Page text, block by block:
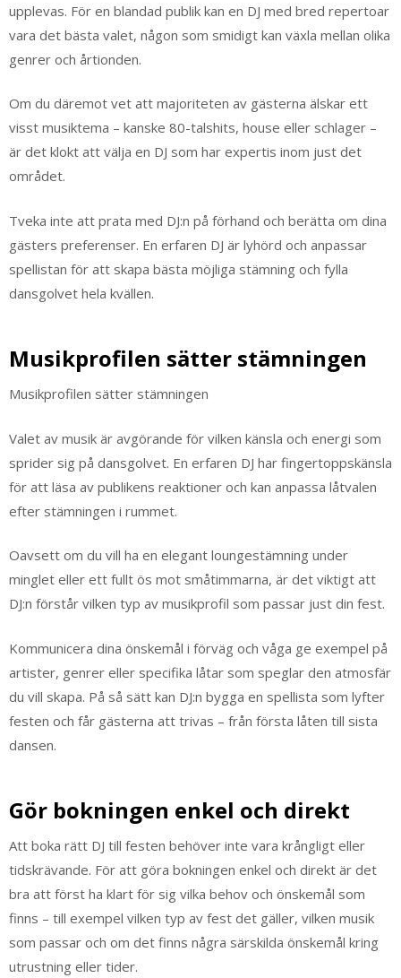
upplevas. För en blandad publik kan en DJ med bred repertoar
vara det bästa valet, någon som smidigt kan växla mellan olika
genrer och årtionden.
Om du däremot vet att majoriteten av gästerna älskar ett
visst musiktema – kanske 80-talshits, house eller schlager –
är det klokt att välja en DJ som har expertis inom just det
området.
Tveka inte att prata med DJ:n på förhand och berätta om dina
gästers preferenser. En erfaren DJ är lyhörd och anpassar
spellistan för att skapa bästa möjliga stämning och fylla
dansgolvet hela kvällen.
Musikprofilen sätter stämningen
Musikprofilen sätter stämningen
Valet av musik är avgörande för vilken känsla och energi som
sprider sig på dansgolvet. En erfaren DJ har fingertoppskänsla
för att läsa av publikens reaktioner och kan anpassa låtvalen
efter stämningen i rummet.
Oavsett om du vill ha en elegant loungestämning under
minglet eller ett fullt ös mot småtimmarna, är det viktigt att
DJ:n förstår vilken typ av musikprofil som passar just din fest.
Kommunicera dina önskemål i förväg och våga ge exempel på
artister, genrer eller specifika låtar som speglar den atmosfär
du vill skapa. På så sätt kan DJ:n bygga en spellista som lyfter
festen och får gästerna att trivas – från första låten till sista
dansen.
Gör bokningen enkel och direkt
Att boka rätt DJ till festen behöver inte vara krångligt eller
tidskrävande. För att göra bokningen enkel och direkt är det
bra att först ha klart för sig vilka behov och önskemål som
finns – till exempel vilken typ av fest det gäller, vilken musik
som passar och om det finns några särskilda önskemål kring
utrustning eller tider.